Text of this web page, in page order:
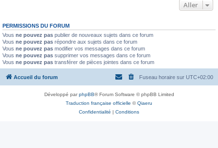
Aller
PERMISSIONS DU FORUM
Vous ne pouvez pas publier de nouveaux sujets dans ce forum
Vous ne pouvez pas répondre aux sujets dans ce forum
Vous ne pouvez pas modifier vos messages dans ce forum
Vous ne pouvez pas supprimer vos messages dans ce forum
Vous ne pouvez pas transférer de pièces jointes dans ce forum
Accueil du forum Fuseau horaire sur UTC+02:00
Développé parphpBB® Forum Software © phpBB Limited
Traduction française officielle ©Qiaeru
Confidentialité | Conditions